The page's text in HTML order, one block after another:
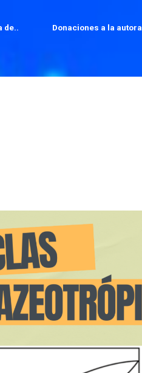
de.. Donaciones a la autora